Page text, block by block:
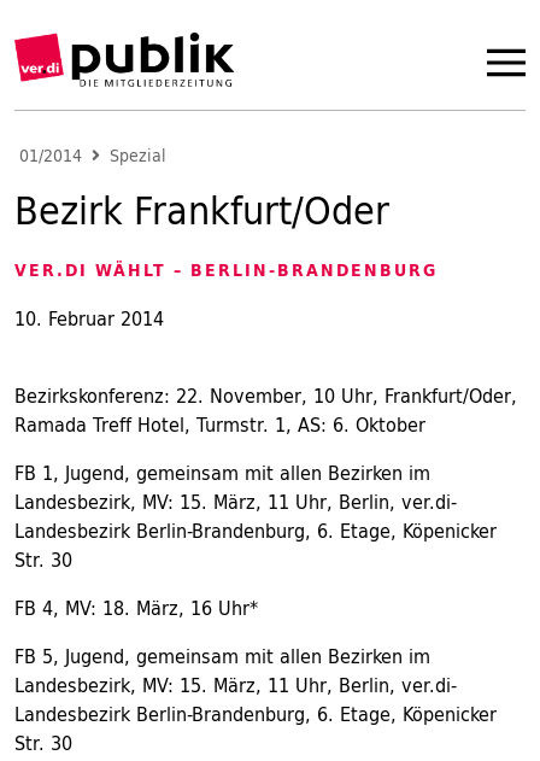
01/2014 Spezial
Bezirk Frankfurt/Oder
VER.DI WÄHLT – BERLIN-BRANDENBURG
10. Februar 2014
Bezirkskonferenz: 22. November, 10 Uhr, Frankfurt/Oder,
Ramada Treff Hotel, Turmstr. 1, AS: 6. Oktober
FB 1, Jugend, gemeinsam mit allen Bezirken im
Landesbezirk, MV: 15. März, 11 Uhr, Berlin, ver.di-
Landesbezirk Berlin-Brandenburg, 6. Etage, Köpenicker
Str. 30
FB 4, MV: 18. März, 16 Uhr*
FB 5, Jugend, gemeinsam mit allen Bezirken im
Landesbezirk, MV: 15. März, 11 Uhr, Berlin, ver.di-
Landesbezirk Berlin-Brandenburg, 6. Etage, Köpenicker
Str. 30